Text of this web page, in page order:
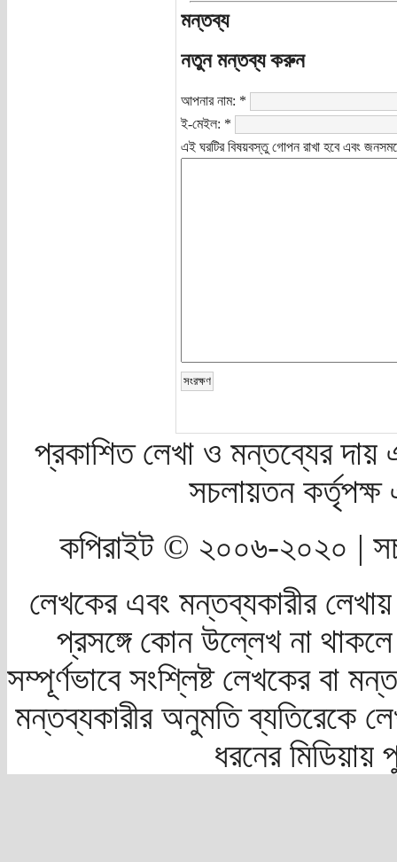
মন্তব্য
নতুন মন্তব্য করুন
আপনার নাম: *
ই-মেইল: *
এই ঘরটির বিষয়বস্তু গোপন রাখা হবে এবং
প্রকাশিত লেখা ও মন্তব্যের দায়
সচলায়তন
কপিরাইট © ২০০৬-২০২০ |
লেখকের এবং মন্তব্যকারীর
প্রসঙ্গে কোন উল্লেখ না
সম্পূর্ণভাবে সংশ্লিষ্ট লেখকের বা
মন্তব্যকারীর অনুমতি ব্যতিরেকে
ধরনের মিডিয়ায়